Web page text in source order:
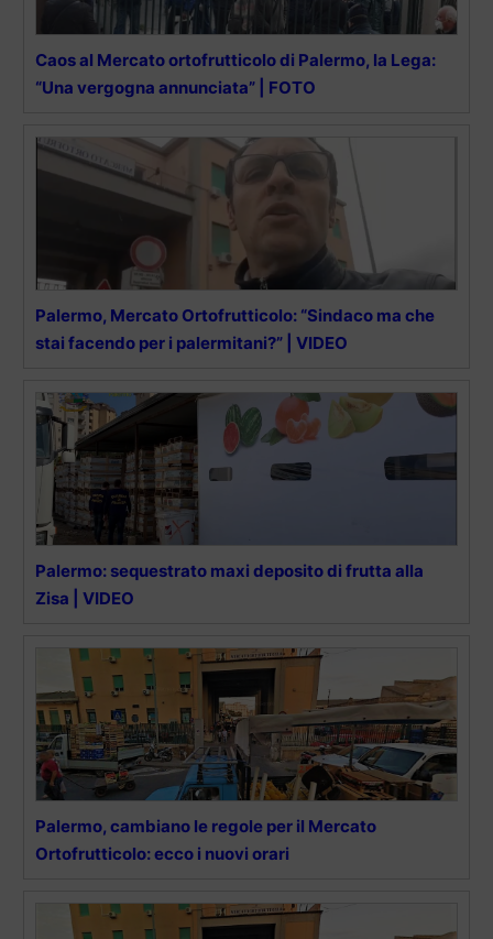
Caos al Mercato ortofrutticolo di Palermo, la Lega:
“Una vergogna annunciata” | FOTO
Palermo, Mercato Ortofrutticolo: “Sindaco ma che
stai facendo per i palermitani?” | VIDEO
Palermo: sequestrato maxi deposito di frutta alla
Zisa | VIDEO
Palermo, cambiano le regole per il Mercato
Ortofrutticolo: ecco i nuovi orari